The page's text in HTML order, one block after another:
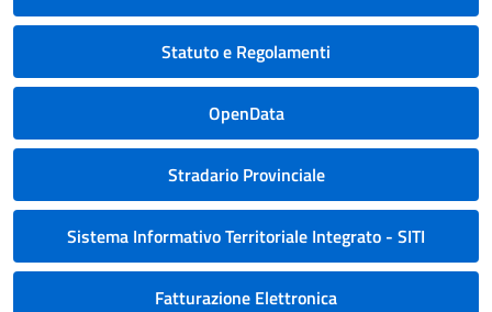
Statuto e Regolamenti
OpenData
Stradario Provinciale
Sistema Informativo Territoriale Integrato - SITI
Fatturazione Elettronica